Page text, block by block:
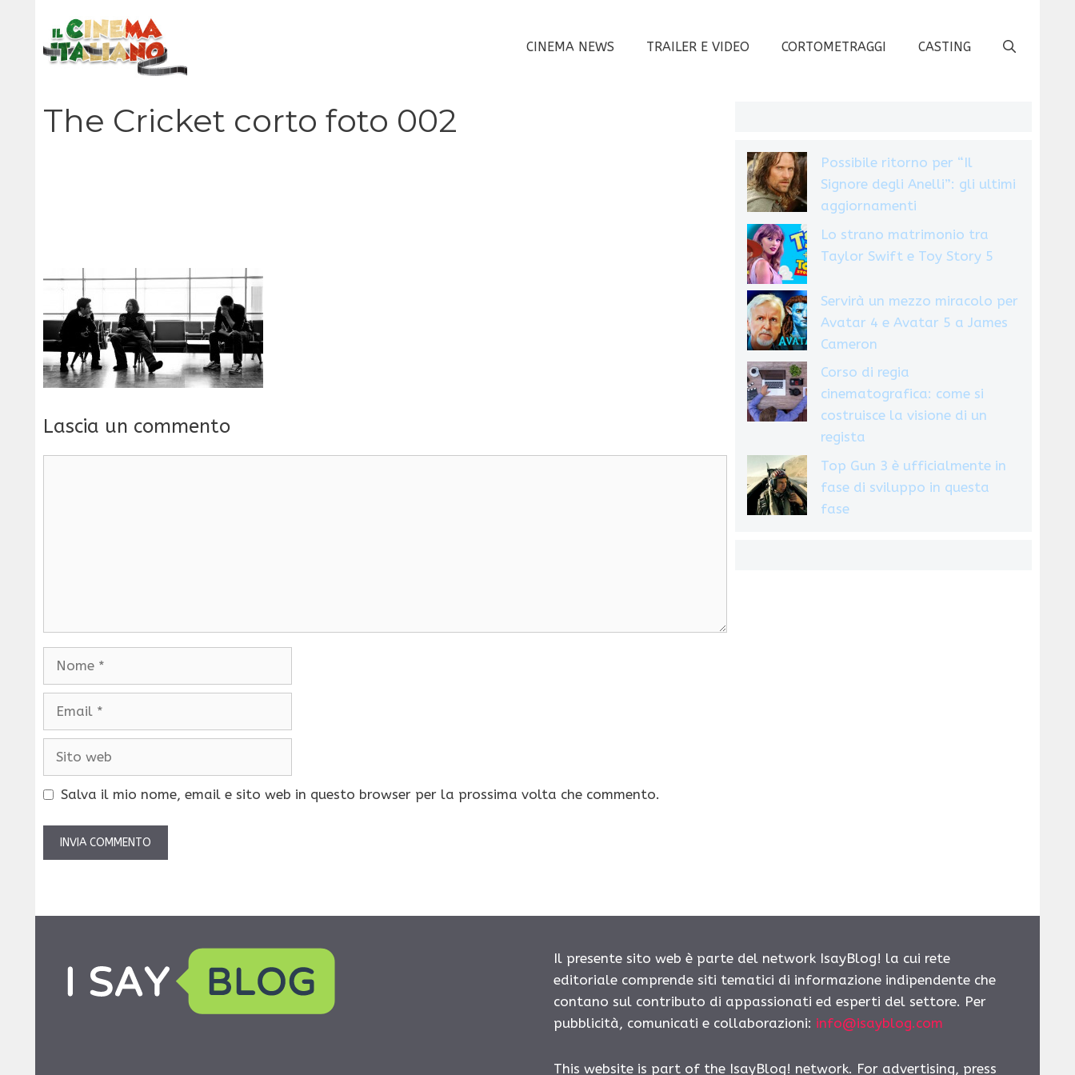
contenuto
CINEMA NEWS TRAILER E VIDEO CORTOMETRAGGI CASTING
The Cricket corto foto 002
Lascia un commento
Salva il mio nome, email e sito web in questo browser per la prossima volta che commento.
Possibile ritorno per “Il
Signore degli Anelli”: gli ultimi
aggiornamenti
Lo strano matrimonio tra
Taylor Swift e Toy Story 5
Servirà un mezzo miracolo per
Avatar 4 e Avatar 5 a James
Cameron
Corso di regia
cinematografica: come si
costruisce la visione di un
regista
Top Gun 3 è ufficialmente in
fase di sviluppo in questa
fase
Il presente sito web è parte del network IsayBlog! la cui rete
editoriale comprende siti tematici di informazione indipendente che
contano sul contributo di appassionati ed esperti del settore. Per
pubblicità, comunicati e collaborazioni: info@isayblog.com
This website is part of the IsayBlog! network. For advertising, press